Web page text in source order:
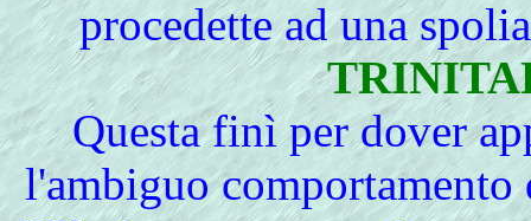
procedette ad una
Questa finì per dover
l'ambiguo